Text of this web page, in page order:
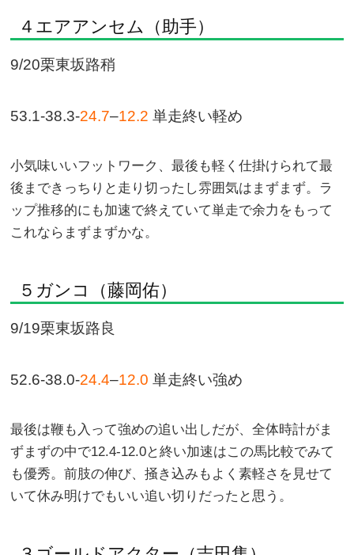
４エアアンセム（助手）
9/20栗東坂路稍
53.1-38.3-24.7–12.2 単走終い軽め
小気味いいフットワーク、最後も軽く仕掛けられて最
後まできっちりと走り切ったし雰囲気はまずまず。ラ
ップ推移的にも加速で終えていて単走で余力をもって
これならまずまずかな。
５ガンコ（藤岡佑）
9/19栗東坂路良
52.6-38.0-24.4–12.0 単走終い強め
最後は鞭も入って強めの追い出しだが、全体時計がま
ずまずの中で12.4-12.0と終い加速はこの馬比較でみて
も優秀。前肢の伸び、掻き込みもよく素軽さを見せて
いて休み明けでもいい追い切りだったと思う。